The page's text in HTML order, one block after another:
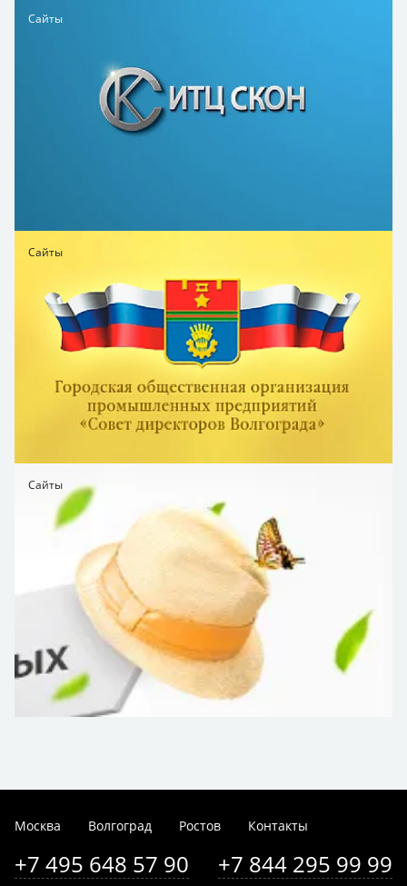
Сайты
Сайты
Сайты
Москва Волгоград Ростов Контакты
+7 495 648 57 90
+7 844 295 99 99